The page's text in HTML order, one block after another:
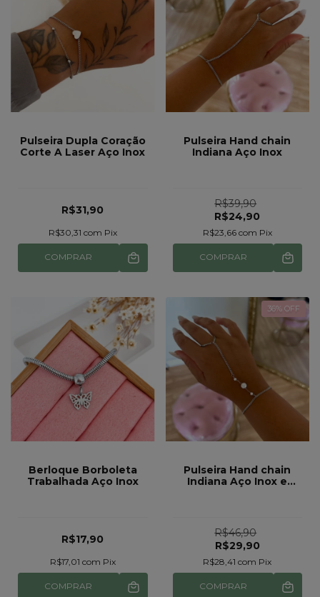
Pulseira Dupla Coração
Corte A Laser Aço Inox
R$31,90
R$30,31 com Pix
COMPRAR
Pulseira Hand chain
Indiana Aço Inox
R$39,90
R$24,90
R$23,66 com Pix
COMPRAR
Berloque Borboleta
Trabalhada Aço Inox
R$17,90
R$17,01 com Pix
COMPRAR
36% OFF
Pulseira Hand chain
Indiana Aço Inox e
R$46,90
R$29,90
R$28,41com Pix
COMPRAR